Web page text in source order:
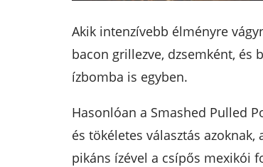
Akik intenzívebb élményre
bacon grillezve, dzsemként, és
ízbomba is egyben.
Hasonlóan a Smashed Pulled
és tökéletes választás
pikáns ízével a csípős mexikói